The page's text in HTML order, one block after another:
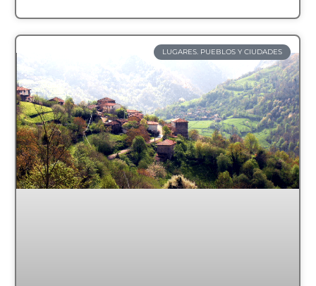
LUGARES. PUEBLOS Y CIUDADES